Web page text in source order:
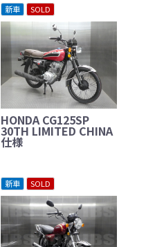
新車 SOLD
HONDA CG125SP
30TH LIMITED CHINA
仕様
新車 SOLD